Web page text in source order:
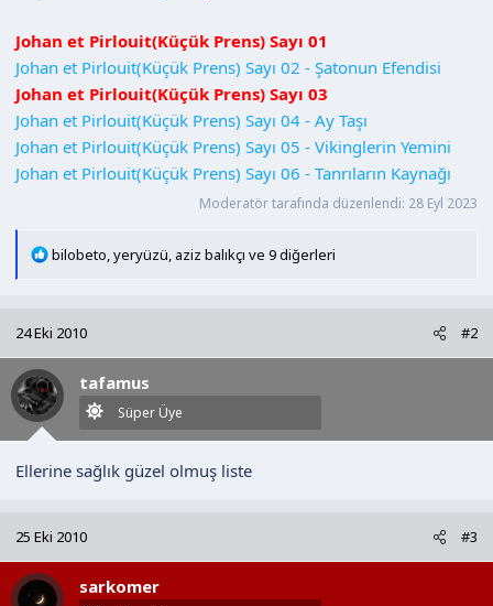
Johan et Pirlouit(Küçük Prens) Sayı 01
Johan et Pirlouit(Küçük Prens) Sayı 02 - Şatonun Efendisi
Johan et Pirlouit(Küçük Prens) Sayı 03
Johan et Pirlouit(Küçük Prens) Sayı 04 - Ay Taşı
Johan et Pirlouit(Küçük Prens) Sayı 05 - Vikinglerin Yemini
Johan et Pirlouit(Küçük Prens) Sayı 06 - Tanrıların Kaynağı
Moderatör tarafında düzenlendi: 28 Eyl 2023
T
i
l
e
r
bilobeto yeryüzü aziz balıkçı ve 9 diğerleri
24 Eki 2010 #2
tafamus
Süper Üye
Ellerine sağlık güzel olmuş liste
25 Eki 2010 #3
sarkomer